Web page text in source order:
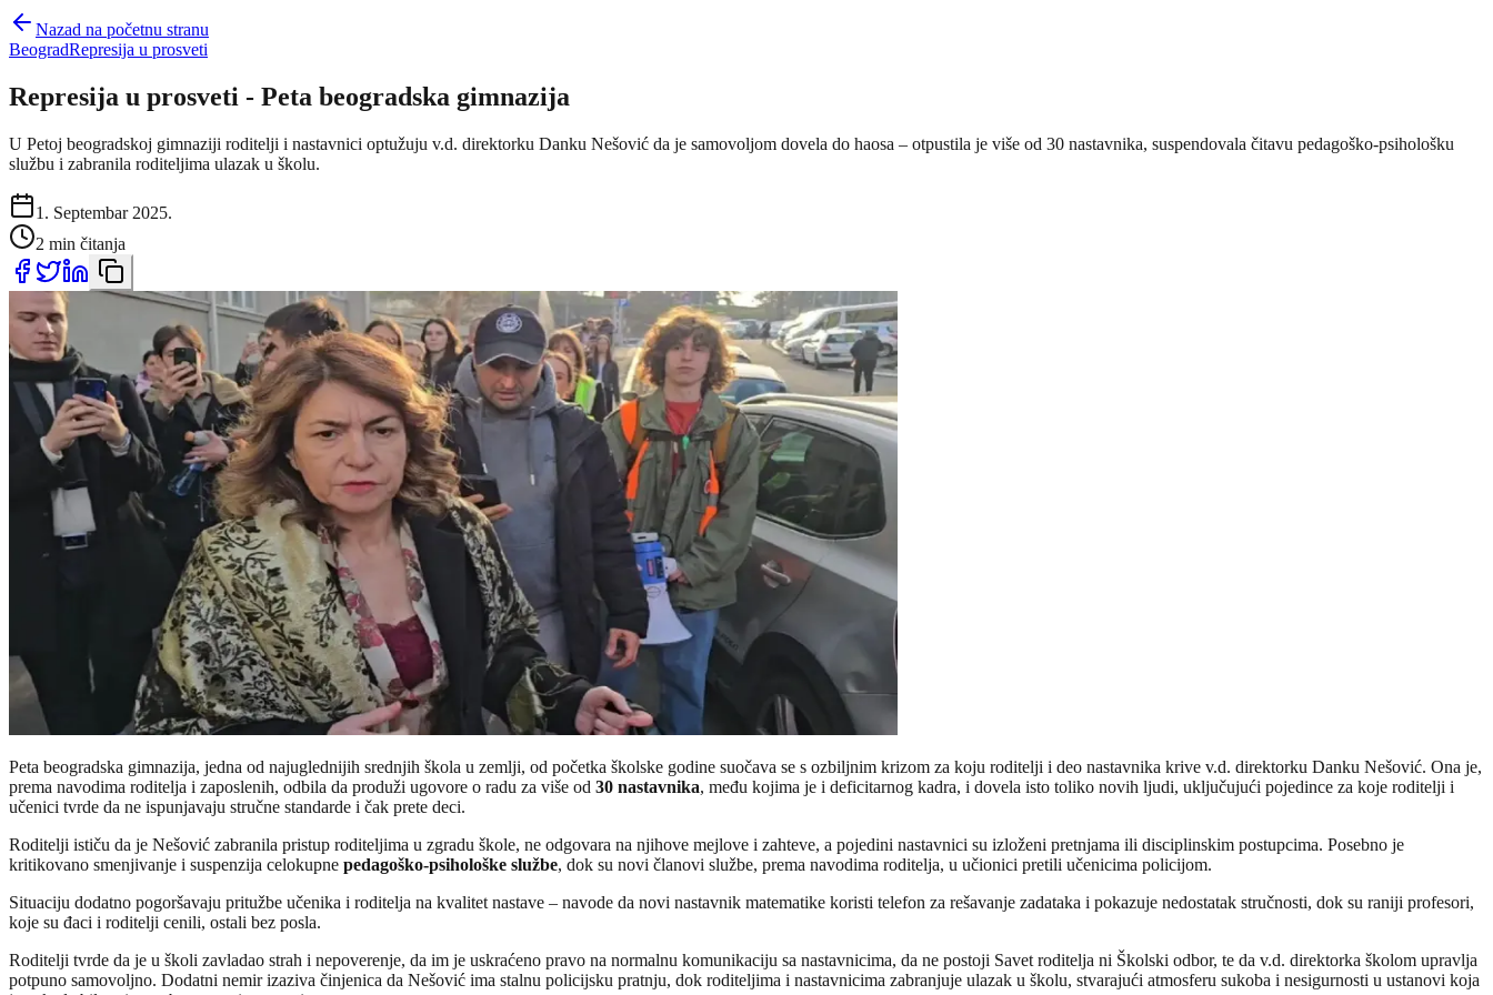
Nazad na početnu stranu
BeogradRepresija u prosveti
Represija u prosveti - Peta beogradska gimnazija
U Petoj beogradskoj gimnaziji roditelji i nastavnici optužuju v.d. direktorku Danku Nešović da je samovoljom dovela do haosa – otpustila je više od 30 nastavnika, suspendovala čitavu pedagoško-psihološku
službu i zabranila roditeljima ulazak u školu.
1. Septembar 2025.
2 min čitanja
Peta beogradska gimnazija, jedna od najuglednijih srednjih škola u zemlji, od početka školske godine suočava se s ozbiljnim krizom za koju roditelji i deo nastavnika krive v.d. direktorku Danku Nešović. Ona je,
prema navodima roditelja i zaposlenih, odbila da produži ugovore o radu za više od 30 nastavnika, među kojima je i deficitarnog kadra, i dovela isto toliko novih ljudi, uključujući pojedince za koje roditelji i
učenici tvrde da ne ispunjavaju stručne standarde i čak prete deci.
Roditelji ističu da je Nešović zabranila pristup roditeljima u zgradu škole, ne odgovara na njihove mejlove i zahteve, a pojedini nastavnici su izloženi pretnjama ili disciplinskim postupcima. Posebno je
kritikovano smenjivanje i suspenzija celokupne pedagoško-psihološke službe, dok su novi članovi službe, prema navodima roditelja, u učionici pretili učenicima policijom.
Situaciju dodatno pogoršavaju pritužbe učenika i roditelja na kvalitet nastave – navode da novi nastavnik matematike koristi telefon za rešavanje zadataka i pokazuje nedostatak stručnosti, dok su raniji profesori,
koje su đaci i roditelji cenili, ostali bez posla.
Roditelji tvrde da je u školi zavladao strah i nepoverenje, da im je uskraćeno pravo na normalnu komunikaciju sa nastavnicima, da ne postoji Savet roditelja ni Školski odbor, te da v.d. direktorka školom upravlja
potpuno samovoljno. Dodatni nemir izaziva činjenica da Nešović ima stalnu policijsku pratnju, dok roditeljima i nastavnicima zabranjuje ulazak u školu, stvarajući atmosferu sukoba i nesigurnosti u ustanovi koja